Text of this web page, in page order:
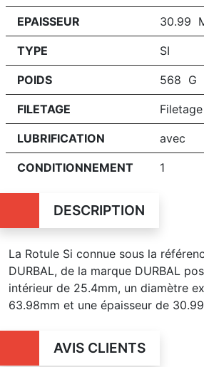
EPAISSEUR 30.99
TYPE SI
POIDS 568 G
FILETAGE
LUBRIFICATION avec
CONDITIONNEMENT 1
DESCRIPTION
La Rotule Si connue sous la
DURBAL, de la marque DURBAL
intérieur de 25.4mm, un diamètre
63.98mm et une épaisseur de
AVIS CLIENTS